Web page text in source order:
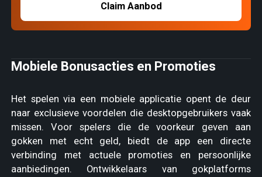
Claim Aanbod
Mobiele Bonusacties en Promoties
Het spelen via een mobiele applicatie opent de deur
naar exclusieve voordelen die desktopgebruikers vaak
missen. Voor spelers die de voorkeur geven aan
gokken met echt geld, biedt de app een directe
verbinding met actuele promoties en persoonlijke
aanbiedingen. Ontwikkelaars van gokplatforms